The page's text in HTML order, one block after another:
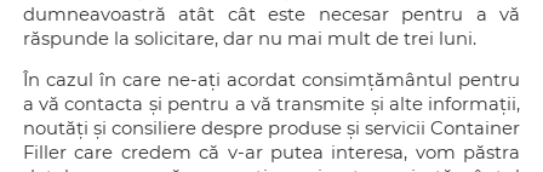
dumneavoastră atât cât este necesar pentru a vă
răspunde la solicitare, dar nu mai mult de trei luni.
În cazul în care ne-ați acordat consimțământul pentru
a vă contacta și pentru a vă transmite și alte informații,
noutăți și consiliere despre produse și servicii Container
Filler care credem că v-ar putea interesa, vom păstra